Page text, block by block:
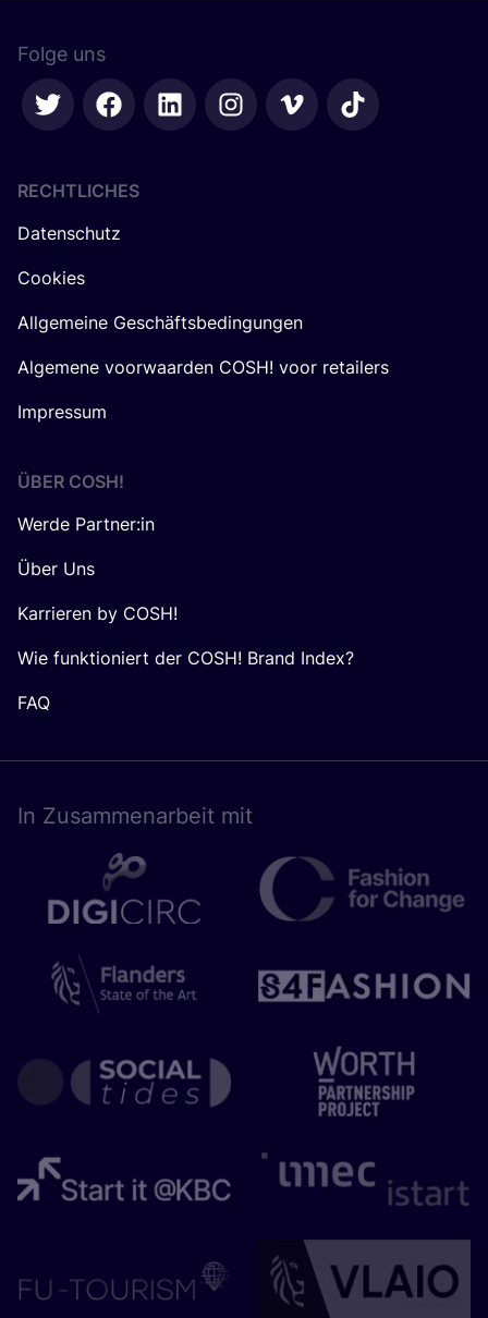
Folge uns
RECHTLICHES
Datenschutz
Cookies
Allgemeine Geschäftsbedingungen
Algemene voorwaarden COSH! voor retailers
Impressum
ÜBER COSH!
Werde Partner:in
Über Uns
Karrieren by COSH!
Wie funktioniert der COSH! Brand Index?
FAQ
In Zusam­men­ar­beit mit